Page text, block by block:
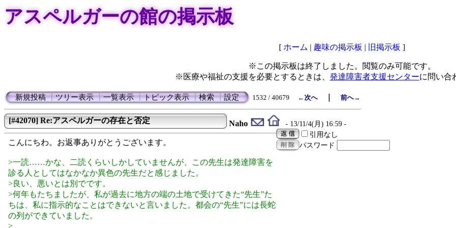
アスペルガーの館の掲示板
[ ホーム | 趣味の掲示板 | 旧掲示板 ]
※この掲示板は終了しました。閲覧のみ可能です。
※医療や福祉の支援を必要とするときは、 発達障害者支援センターに問い合
新規投稿┃ツリー表示┃一覧表示┃トピック表示┃検索┃設定 1532 / 40679 ←次へ｜ 前へ→
[#42070] Re:アスペルガーの存在と否定 Naho
- 13/11/4(月) 16:59 -
引用なし
パスワード
こんにちわ。お返事ありがとうございます。
>一読……かな、二読くらいしかしていませんが、この先生は発達障害を
診る人としてはなかなか異色の先生だと感じました。
>良い、悪いとは別でです。
>何年もたちましたが、私が過去に地方の端の土地で受けてきた“先生”た
ちは、私に指示的なことはできないと言いました。都会の“先生”には長蛇
の列ができていました。
>